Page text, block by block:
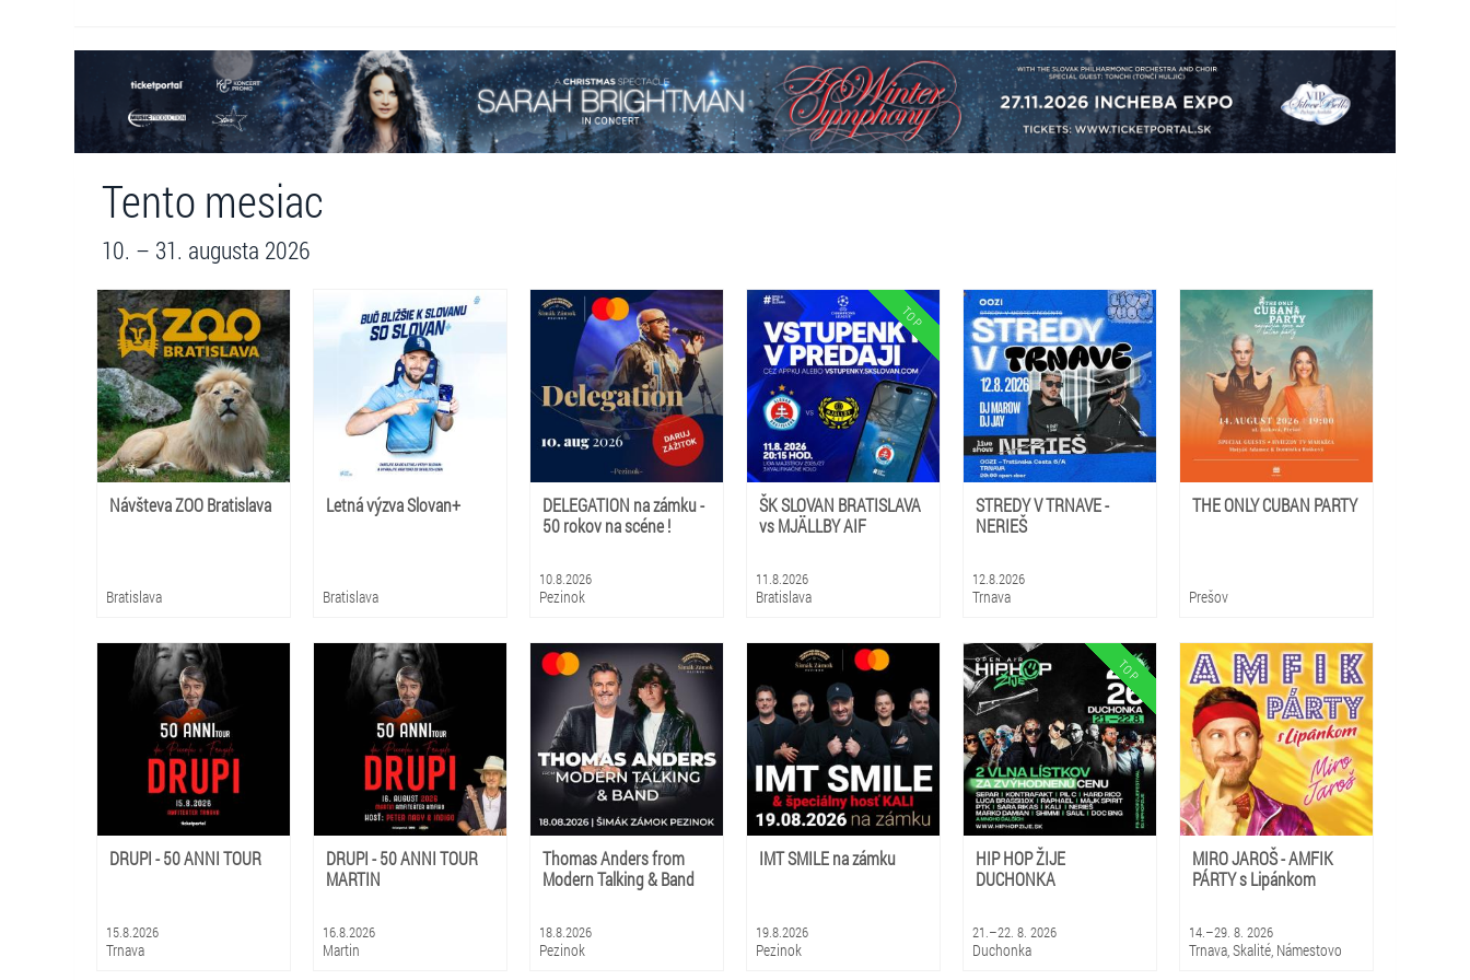
Tento mesiac
10. – 31. augusta 2026
Návšteva ZOO Bratislava
Bratislava
Letná výzva Slovan+
Bratislava
DELEGATION na zámku -
50 rokov na scéne !
10.8.2026
Pezinok
ŠK SLOVAN BRATISLAVA
vs MJÄLLBY AIF
11.8.2026
Bratislava
STREDY V TRNAVE -
NERIEŠ
12.8.2026
Trnava
THE ONLY CUBAN PARTY
Prešov
DRUPI - 50 ANNI TOUR
15.8.2026
Trnava
DRUPI - 50 ANNI TOUR
MARTIN
16.8.2026
Martin
Thomas Anders from
Modern Talking & Band
18.8.2026
Pezinok
IMT SMILE na zámku
19.8.2026
Pezinok
HIP HOP ŽIJE
DUCHONKA
21.–22. 8. 2026
Duchonka
MIRO JAROŠ - AMFIK
PÁRTY s Lipánkom
14.–29. 8. 2026
Trnava, Skalité, Námestovo